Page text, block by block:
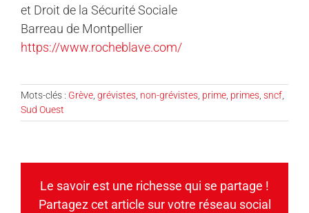
et Droit de la Sécurité Sociale
Barreau de Montpellier
https://www.rocheblave.com/
Mots-clés : Grève, grévistes, non-grévistes, prime, primes, sncf,
Sud Ouest
Le savoir est une richesse qui se partage !
Partagez cet article sur votre réseau social